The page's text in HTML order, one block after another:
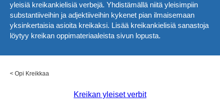
yleisiä kreikankielisiä verbejä. Yhdistämällä niitä yleisimpiin
substantiiveihin ja adjektiiveihin kykenet pian ilmaisemaan
yksinkertaisia asioita kreikaksi. Lisää kreikankielisiä sanastoja
löytyy kreikan oppimateriaaleista sivun lopusta.
< Opi Kreikkaa
Kreikan yleiset verbit